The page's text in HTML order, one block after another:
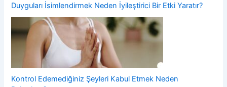
Duyguları İsimlendirmek Neden İyileştirici Bir Etki Yaratır?
Kontrol Edemediğiniz Şeyleri Kabul Etmek Neden